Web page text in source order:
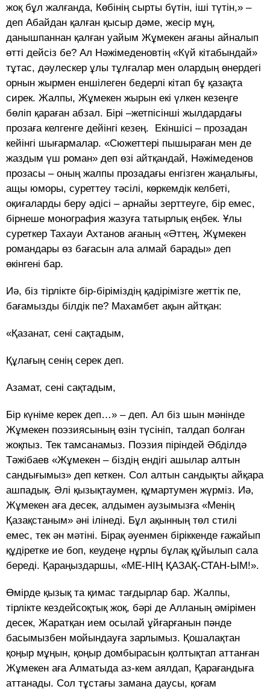
жоқ бұл жалғанда, Көбінің сырты бүтін, іші түтін,» –
деп Абайдан қалған қысыр дәме, жесір мұң,
данышпаннан қалған уайым Жұмекен ағаны айналып
өтті дейсіз бе? Ал Нәжімеденовтің «Күй кітабындай»
тұтас, дәулескер ұлы тұлғалар мен олардың өнердегі
орнын жырмен еншілеген бедерлі кітап бұ қазақта
сирек. Жалпы, Жұмекен жырын екі үлкен кезеңге
бөліп қараған абзал. Бірі –жетпісінші жылдардағы
прозаға келгенге дейінгі кезең. Екіншісі – прозадан
кейінгі шығармалар. «Сюжеттері пышыраған мен де
жаздым үш роман» деп өзі айтқандай, Нәжімеденов
прозасы – оның жалпы прозадағы енгізген жаңалығы,
ащы юморы, суреттеу тәсілі, көркемдік келбеті,
оқиғаларды беру әдісі – арнайы зерттеуге, бір емес,
бірнеше монография жазуға татырлық еңбек. Ұлы
суреткер Тахауи Ахтанов ағаның «Әттең, Жұмекен
романдары өз бағасын ала алмай барады» деп
өкінгені бар.
Иә, біз тірлікте бір-біріміздің қадірімізге жеттік пе,
бағамызды білдік пе? Махамбет ақын айтқан:
«Қазанат, сені сақтадым,
Құлағың сенің серек деп.
Азамат, сені сақтадым,
Бір күніме керек деп…» – деп. Ал біз шын мәнінде
Жұмекен поэзиясының өзін түсініп, талдап болған
жоқпыз. Тек тамсанамыз. Поэзия піріндей Әбділдә
Тәжібаев «Жұмекен – біздің ендігі ашылар алтын
сандығымыз» деп кеткен. Сол алтын сандықты айқара
ашпадық. Әлі қызықтаумен, құмартумен жүрміз. Иә,
Жұмекен аға десек, алдымен аузымызға «Менің
Қазақстаным» әні ілінеді. Бұл ақынның төл стилі
емес, тек ән мәтіні. Бірақ әуенмен біріккенде ғажайып
құдіретке ие боп, кеудеңе нұрлы бұлақ құйылып сала
береді. Қараңыздаршы, «МЕ-НІҢ ҚАЗАҚ-СТАН-ЫМ!».
Өмірде қызық та қимас тағдырлар бар. Жалпы,
тірлікте кездейсоқтық жоқ, бәрі де Алланың әмірімен
десек, Жаратқан ием осылай ұйғарғанын пәнде
басымызбен мойындауға зарлымыз. Қошалақтан
қоңыр мұңын, қоңыр домбырасын қолтықтап аттанған
Жұмекен аға Алматыда аз-кем аялдап, Қарағандыға
аттанады. Сол тұстағы замана даусы, қоғам